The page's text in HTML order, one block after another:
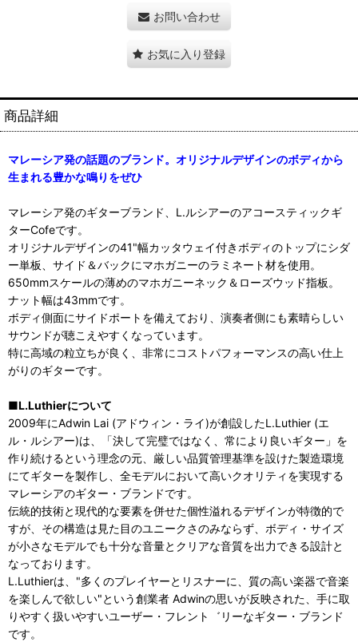
お問い合わせ
お気に入り登録
商品詳細
マレーシア発の話題のブランド。オリジナルデザインのボディから
生まれる豊かな鳴りをぜひ
マレーシア発のギターブランド、L.ルシアーのアコースティックギ
ターCofeです。
オリジナルデザインの41"幅カッタウェイ付きボディのトップにシダ
ー単板、サイド＆バックにマホガニーのラミネート材を使用。
650mmスケールの薄めのマホガニーネック＆ローズウッド指板。
ナット幅は43mmです。
ボディ側面にサイドポートを備えており、演奏者側にも素晴らしい
サウンドが聴こえやすくなっています。
特に高域の粒立ちが良く、非常にコストパフォーマンスの高い仕上
がりのギターです。
■L.Luthierについて
2009年にAdwin Lai (アドウィン・ライ)が創設したL.Luthier (エ
ル・ルシアー)は、「決して完璧ではなく、常により良いギター」を
作り続けるという理念の元、厳しい品質管理基準を設けた製造環境
にてギターを製作し、全モデルにおいて高いクオリティを実現する
マレーシアのギター・ブランドです。
伝統的技術と現代的な要素を併せた個性溢れるデザインが特徴的で
すが、その構造は見た目のユニークさのみならず、ボディ・サイズ
が小さなモデルでも十分な音量とクリアな音質を出力できる設計と
なっております。
L.Luthierは、"多くのプレイヤーとリスナーに、質の高い楽器で音楽
を楽しんで欲しい"という創業者 Adwinの思いが反映された、手に取
りやすく扱いやすいユーザー・フレント゛リーなギター・ブランド
です。